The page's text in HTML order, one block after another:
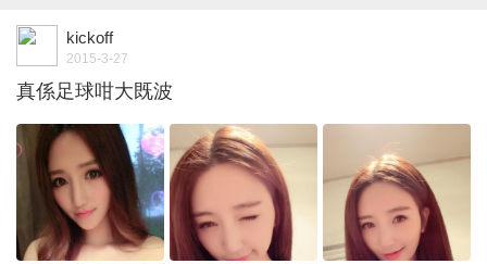
kickoff
2015-3-27
真係足球咁大既波